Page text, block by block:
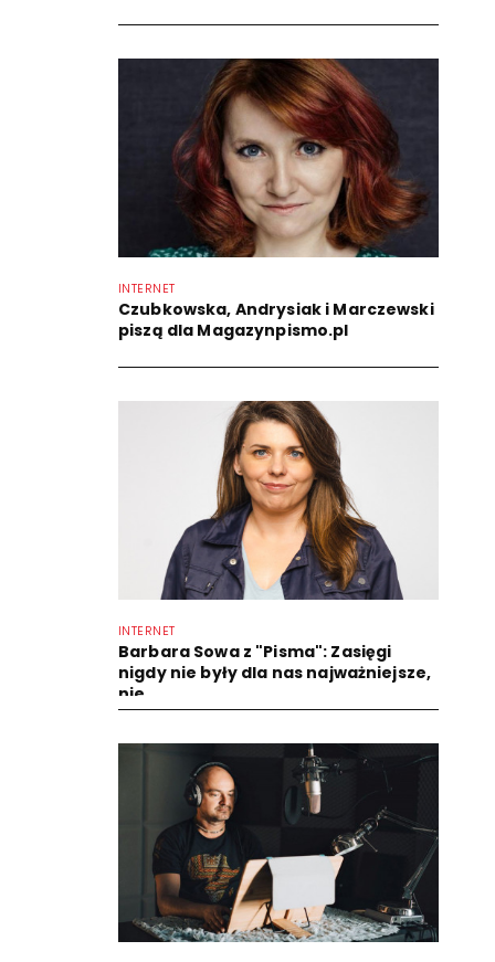
INTERNET
Czubkowska, Andrysiak i Marczewski
piszą dla Magazynpismo.pl
INTERNET
Barbara Sowa z "Pisma": Zasięgi
nigdy nie były dla nas najważniejsze,
nie...